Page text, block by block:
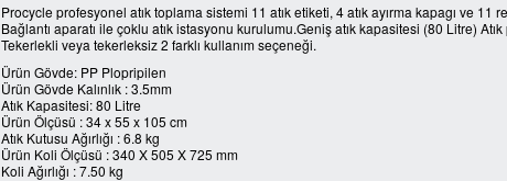
Procycle profesyonel atık toplama sistemi 11 atık etiketi, 4 atık ayırma kapagı ve 11
Bağlantı aparatı ile çoklu atık istasyonu kurulumu.Geniş atık kapasitesi (80 Litre)
Tekerlekli veya tekerleksiz 2 farklı kullanım seçeneği.
Ürün Gövde: PP Plopripilen
Ürün Gövde Kalınlık : 3.5mm
Atık Kapasitesi: 80 Litre
Ürün Ölçüsü : 34 x 55 x 105 cm
Atık Kutusu Ağırlığı : 6.8 kg
Ürün Koli Ölçüsü : 340 X 505 X 725 mm
Koli Ağırlığı : 7.50 kg